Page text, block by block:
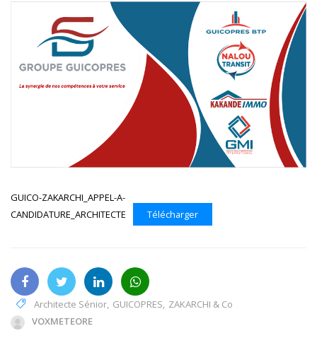
GUICO-ZAKARCHI_APPEL-A-
CANDIDATURE_ARCHITECTE
Télécharger
Architecte Sénior, GUICOPRES, ZAKARCHI & Co
VOXMETEORE